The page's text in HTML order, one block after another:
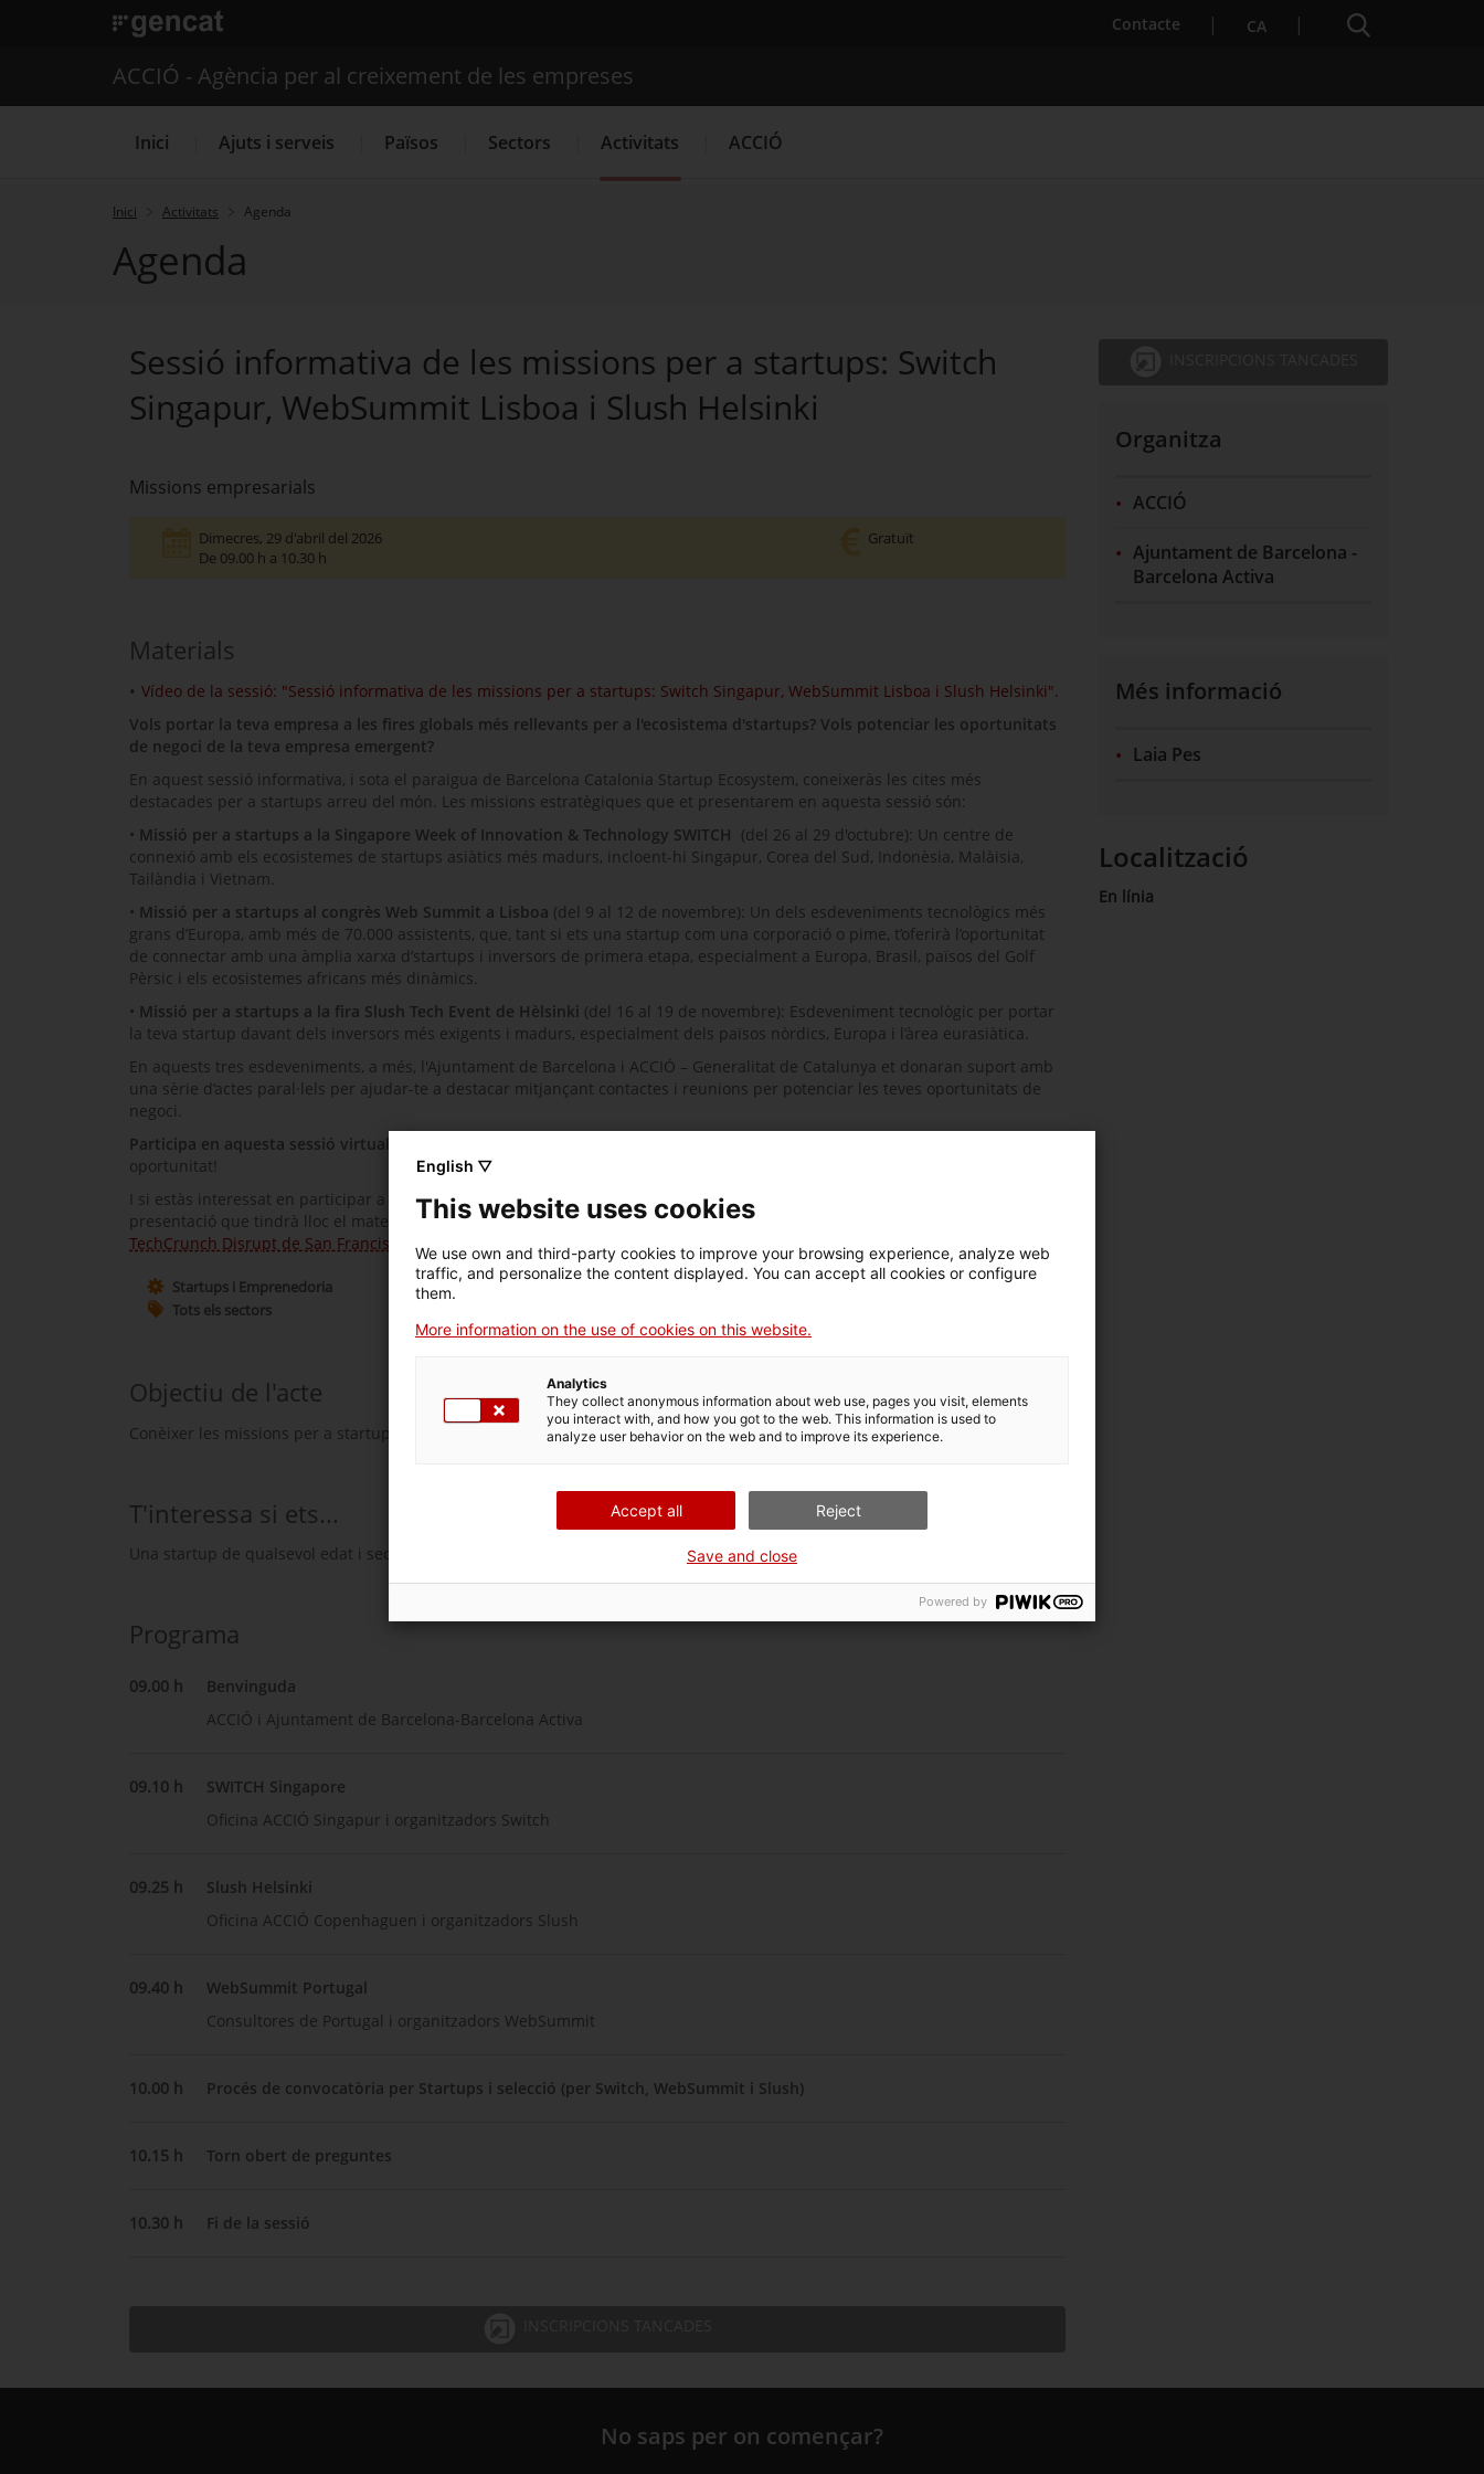
. Obre en una nova finestra. Contacte . Obre en una nova finestra.
CA Cercador
Cercador
Serveis d'internacionalització
ACCIÓ - Agència per al creixement de les empreses
Inici Ajuts i serveis Països Sectors Activitats ACCIÓ
Inici Activitats Agenda
Agenda
Sessió informativa de les missions per a startups: Switch
Singapur, WebSummit Lisboa i Slush Helsinki
Missions empresarials
Dimecres, 29 d'abril del 2026
De 09.00 h a 10.30 h
Gratuït
Materials
Vídeo de la sessió: "Sessió informativa de les missions per a startups: Switch Singapur, WebSummit Lisboa i Slush Helsinki".
Vols portar la teva empresa a les fires globals més rellevants per a l'ecosistema d'startups? Vols potenciar les oportunitats
de negoci de la teva empresa emergent?
En aquest sessió informativa, i sota el paraigua de Barcelona Catalonia Startup Ecosystem, coneixeràs les cites més
destacades per a startups arreu del món. Les missions estratègiques que et presentarem en aquesta sessió són:
• Missió per a startups a la Singapore Week of Innovation & Technology SWITCH (del 26 al 29 d'octubre): Un centre de
connexió amb els ecosistemes de startups asiàtics més madurs, incloent-hi Singapur, Corea del Sud, Indonèsia, Malàisia,
Tailàndia i Vietnam.
• Missió per a startups al congrès Web Summit a Lisboa (del 9 al 12 de novembre): Un dels esdeveniments tecnològics més
grans d’Europa, amb més de 70.000 assistents, que, tant si ets una startup com una corporació o pime, t’oferirà l’oportunitat
de connectar amb una àmplia xarxa d’startups i inversors de primera etapa, especialment a Europa, Brasil, països del Golf
Pèrsic i els ecosistemes africans més dinàmics.
• Missió per a startups a la fira Slush Tech Event de Hèlsinki (del 16 al 19 de novembre): Esdeveniment tecnològic per portar
la teva startup davant dels inversors més exigents i madurs, especialment dels països nòrdics, Europa i l’àrea eurasiàtica.
En aquests tres esdeveniments, a més, l'Ajuntament de Barcelona i ACCIÓ – Generalitat de Catalunya et donaran suport amb
una sèrie d’actes paral·lels per ajudar-te a destacar mitjançant contactes i reunions per potenciar les teves oportunitats de
negoci.
Participa en aquesta sessió virtual i descobriràs quina cita s’ajusta més a la teva startup
oportunitat!
I si estàs interessat en participar a la missió al TechCrunch Disrupt de San Francisco et pots inscriure ala sessió de
presentació que tindrà lloc el mateix dia 29 a la tarda.Enllaç a la sessió de presentació de la missió per a startups al
TechCrunch Disrupt de San Francisco
Startups i Emprenedoria
Tots els sectors
Objectiu de l'acte
Conèixer les missions per a startups del 2026.
T'interessa si ets...
Una startup de qualsevol edat i sector.
Programa
09.00 h
Benvinguda
ACCIÓ i Ajuntament de Barcelona-Barcelona Activa
09.10 h
SWITCH Singapore
Oficina ACCIÓ Singapur i organitzadors Switch
09.25 h
Slush Helsinki
Oficina ACCIÓ Copenhaguen i organitzadors Slush
09.40 h
WebSummit Portugal
Consultores de Portugal i organitzadors WebSummit
10.00 h Procés de convocatòria per Startups i selecció (per Switch, WebSummit i Slush)
10.15 h Torn obert de preguntes
10.30 h Fi de la sessió
Organitza
ACCIÓ
Ajuntament de Barcelona -
Barcelona Activa
Més informació
Laia Pes
Localització
En línia
No saps per on començar?
English ▽
This website uses cookies
We use own and third-party cookies to improve your browsing experience, analyze web
traffic, and personalize the content displayed. You can accept all cookies or configure
them.
More information on the use of cookies on this website.
Analytics
They collect anonymous information about web use, pages you visit, elements
you interact with, and how you got to the web. This information is used to
analyze user behavior on the web and to improve its experience.
Accept all Reject
Save and close
Powered by